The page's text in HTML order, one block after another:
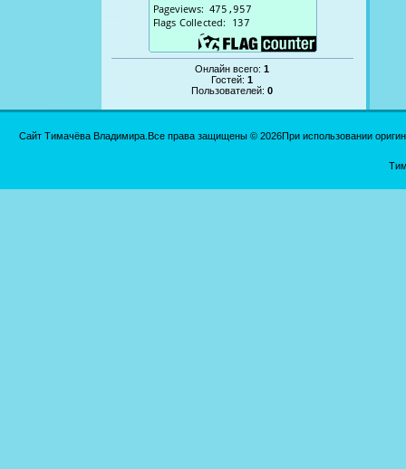
Онлайн всего:1
Гостей:1
Пользователей:0
Сайт Тимачёва Владимира.Все права защищены © 2026При использовании